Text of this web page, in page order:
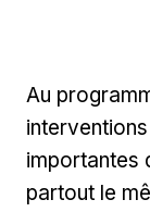
Au
importantes
partout le